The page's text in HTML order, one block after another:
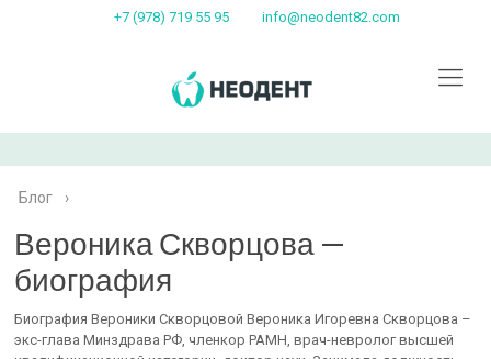
+7 (978) 719 55 95 info@neodent82.com
Блог ›
Вероника Скворцова —
биография
Биография Вероники Скворцовой Вероника Игоревна Скворцова –
экс-глава Минздрава РФ, членкор РАМН, врач-невролог высшей